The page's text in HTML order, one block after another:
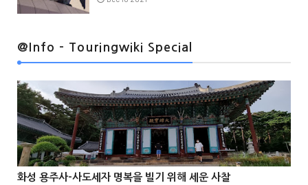
@Info - Touringwiki Special
 

@Info
화성 용주사-사도세자 명복을 빌기 위해 세운 사찰
@Info